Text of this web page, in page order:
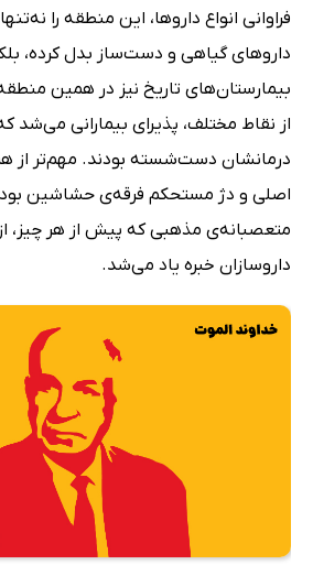
فراوانی انواع داروها، این منطقه را
داروهای گیاهی و دست‌ساز بدل کرده،
بیمارستان‌های تاریخ نیز در همین
از نقاط مختلف، پذیرای بیمارانی می‌شد که
درمانشان دست‌شسته بودند. مهم‌تر از
اصلی و دژ مستحکم فرقه‌ی حشاشین
متعصبانه‌ی مذهبی که پیش از هر چیز،
داروسازان خبره یاد می‌شد.